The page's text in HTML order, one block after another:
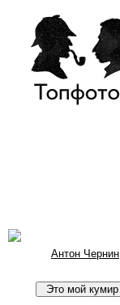
Антон Чернин